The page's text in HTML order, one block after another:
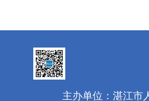
主办单位：湛江市